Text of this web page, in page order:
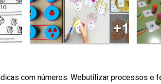
com números. Webutilizar processos e